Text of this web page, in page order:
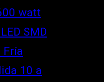
watt
SMD
Fría
10 a